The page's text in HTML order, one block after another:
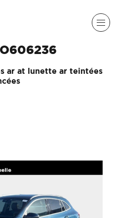
ar at lunette ar teintées